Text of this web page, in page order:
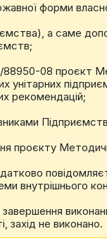
форми
а саме
08 проєкт
унітарних
рекомендацій;
проєкту
внутрішнього
захід не виконано.